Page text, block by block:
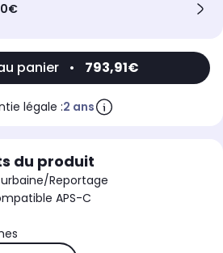
panier • 793,91€
légale :2 ans
du produit
Reportage
APS-C